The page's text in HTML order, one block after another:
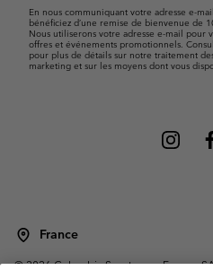
En nous communiquant votre adresse e-
bénéficiez d’une remise de bienvenue de
Nous utiliserons votre adresse e-mail pour
offres et événements promotionnels.
pour plus de détails sur notre traitement
marketing et sur les moyens dont vous
France
©2026Columbia Sportswear Europe